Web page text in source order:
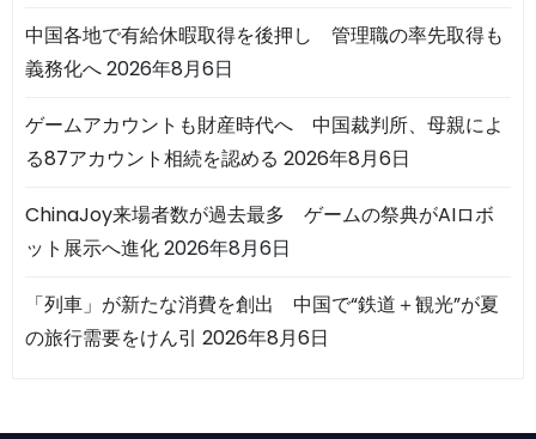
中国各地で有給休暇取得を後押し 管理職の率先取得も
義務化へ2026年8月6日
ゲームアカウントも財産時代へ 中国裁判所、母親によ
る87アカウント相続を認める 2026年8月6日
ChinaJoy来場者数が過去最多 ゲームの祭典がAIロボ
ット展示へ進化2026年8月6日
「列車」が新たな消費を創出 中国で“鉄道＋観光”が夏
の旅行需要をけん引 2026年8月6日